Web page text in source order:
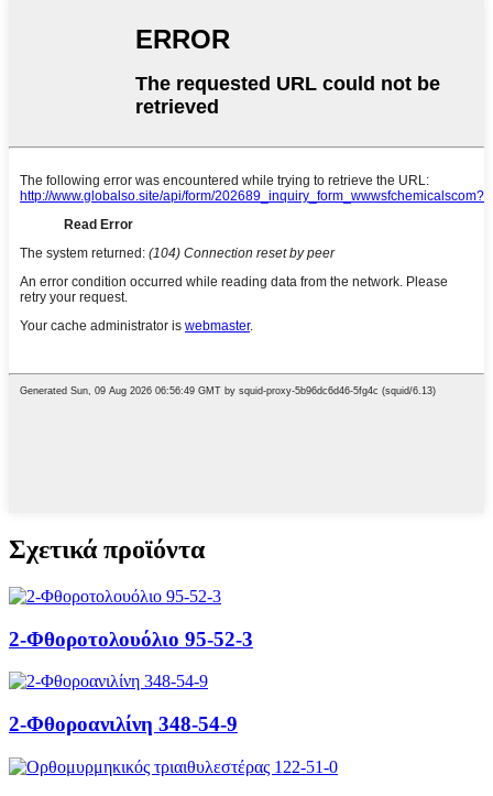
Σχετικά προϊόντα
2-Φθοροτολουόλιο 95-52-3
2-Φθοροανιλίνη 348-54-9